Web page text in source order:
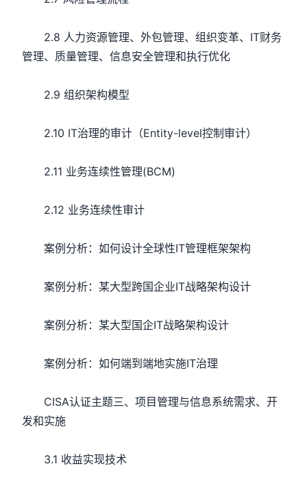
2.8 人力资源管理、外包管理、组织变革、IT财务
管理、质量管理、信息安全管理和执行优化
2.9 组织架构模型
2.10 IT治理的审计（Entity-level控制审计）
2.11 业务连续性管理(BCM)
2.12 业务连续性审计
案例分析：如何设计全球性IT管理框架架构
案例分析：某大型跨国企业IT战略架构设计
案例分析：某大型国企IT战略架构设计
案例分析：如何端到端地实施IT治理
CISA认证主题三、项目管理与信息系统需求、开
发和实施
3.1 收益实现技术